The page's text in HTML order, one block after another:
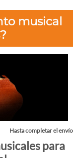
musical
Hasta completar el envío
para